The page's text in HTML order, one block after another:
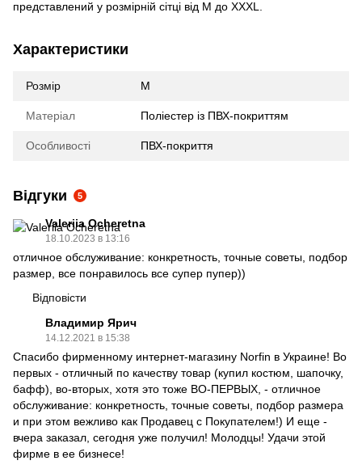
представлений у розмірній сітці від M до XXXL.
Характеристики
Розмір M
Матеріал Поліестер із ПВХ-покриттям
Особливості ПВХ-покриття
Відгуки 5
Valeriia Ocheretna
18.10.2023 в 13:16
отличное обслуживание: конкретность, точные советы, подбор
размер, все понравилось все супер пупер))
Відповісти
Владимир Ярич
14.12.2021 в 15:38
Спасибо фирменному интернет-магазину Norfin в Украине! Во
первых - отличный по качеству товар (купил костюм, шапочку,
бафф), во-вторых, хотя это тоже ВО-ПЕРВЫХ, - отличное
обслуживание: конкретность, точные советы, подбор размера
и при этом вежливо как Продавец с Покупателем!) И еще -
вчера заказал, сегодня уже получил! Молодцы! Удачи этой
фирме в ее бизнесе!